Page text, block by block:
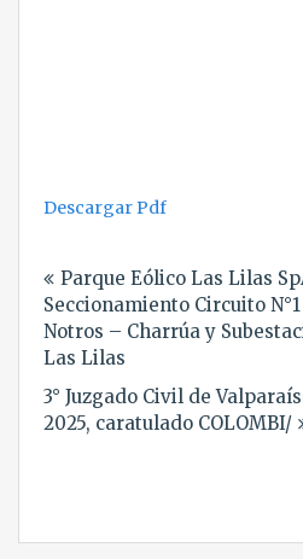
Descargar Pdf
de
entradas
Parque Eólico Las Lilas
Seccionamiento Circuito
Notros – Charrúa y
Las Lilas
3° Juzgado Civil de
2025, caratulado COLOMBI/